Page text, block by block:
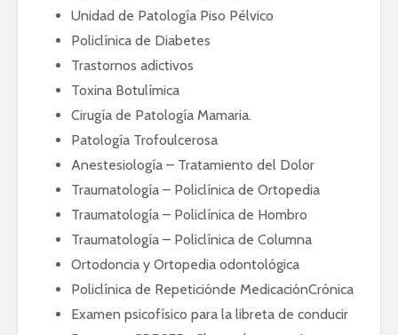
Unidad de Patología Piso Pélvico
Policlínica de Diabetes
Trastornos adictivos
Toxina Botulímica
Cirugía de Patología Mamaria.
Patología Trofoulcerosa
Anestesiología – Tratamiento del Dolor
Traumatología – Policlínica de Ortopedia
Traumatología – Policlínica de Hombro
Traumatología – Policlínica de Columna
Ortodoncia y Ortopedia odontológica
Policlínica de Repeticiónde MedicaciónCrónica
Examen psicofísico para la libreta de conducir